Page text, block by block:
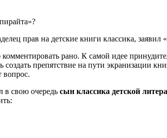
прав на детские книги классика,
рано. К самой идее
препятствие на пути экранизации
вопрос.
в свою очередь сын классика детской